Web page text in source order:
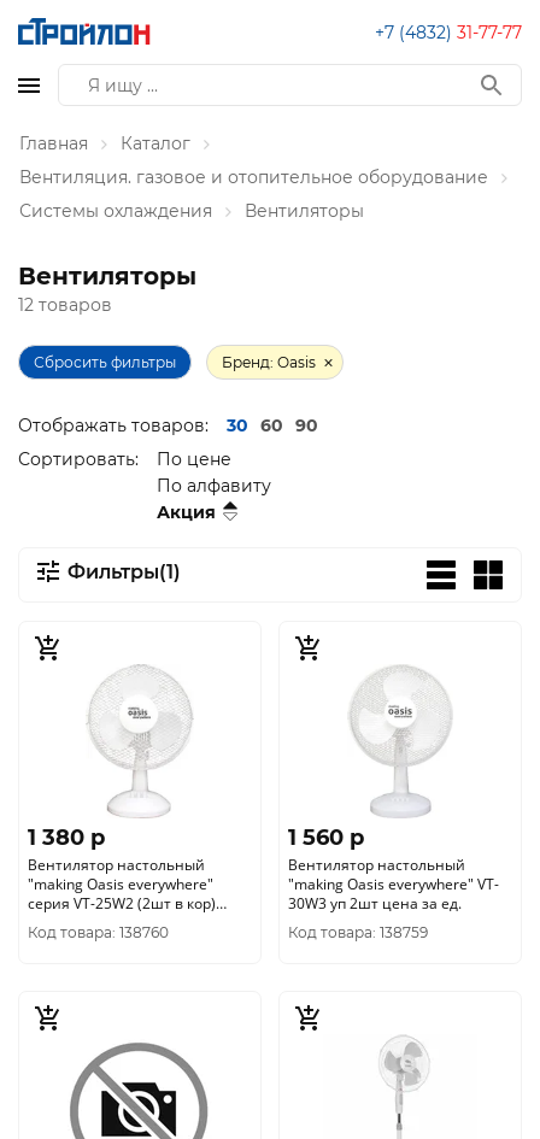
+7 (4832) 31-77-77
Главная
Каталог
Вентиляция. газовое и отопительное оборудование
Системы охлаждения
Вентиляторы
Вентиляторы
12 товаров
Сбросить фильтры Бренд: Oasis
Отображать товаров: 30 60
90
Сортировать:
По цене
По алфавиту
Акция
Фильтры(1)
1 380 p
Вентилятор настольный
"making Oasis everywhere"
серия VT-25W2 (2шт в кор)
(10323010/050225/5006769,
Код товара: 138760
1 560 p
Вентилятор настольный
"making Оasis everywhere" VT-
30W3 уп 2шт цена за ед.
Код товара: 138759